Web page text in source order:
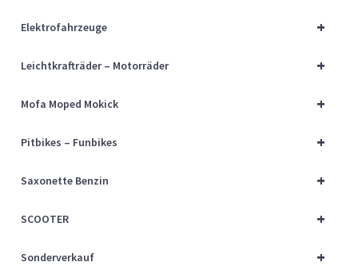
+
Elektrofahrzeuge
+
Leichtkrafträder – Motorräder
+
Mofa Moped Mokick
+
Pitbikes – Funbikes
+
Saxonette Benzin
+
SCOOTER
+
Sonderverkauf